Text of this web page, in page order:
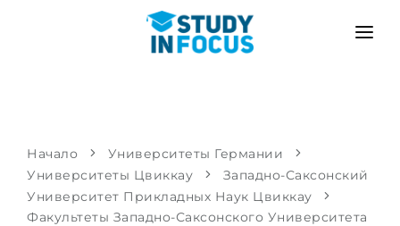
Бакалавриат и магистратура
Подготовительные курсы при вузе
СЦЕНАРИЙ
Поступить после школы
Перевод из вуза
МЕТОДИКА
УСЛУГИ
Начало
Университеты Германии
Университеты Цвиккау
Западно-Саксонский
Университет Прикладных Наук Цвиккау
Факультеты Западно-Саксонского Университета